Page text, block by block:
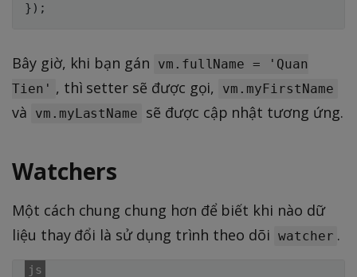
} ) ;
Bây giờ, khi bạn gán
vm.fullName = 'Quan
Tien' , thì setter sẽ được gọi, vm.myFirstName
và vm.myLastName sẽ được cập nhật tương ứng.
Watchers
Một cách chung chung hơn để biết khi nào dữ
liệu thay đổi là sử dụng trình theo dõi watcher .